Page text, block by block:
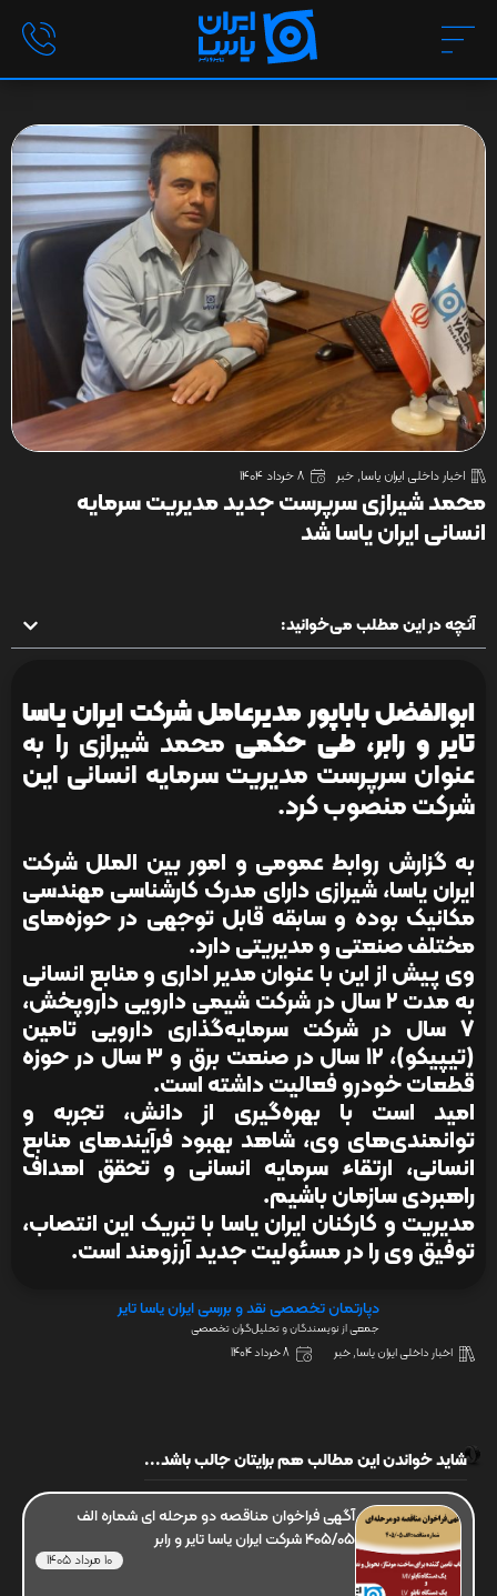
اخبار داخلی ایران یاسا, خبر 8 خرداد 1404
محمد شیرازی سرپرست جدید مدیریت سرمایه
انسانی ایران یاسا شد
آنچه در این مطلب می‌خوانید:
ابوالفضل باباپور مدیرعامل شرکت ایران یاسا
تایر و رابر، طی حکمی محمد شیرازی را به
عنوان سرپرست مدیریت سرمایه انسانی این
شرکت منصوب کرد.
به گزارش روابط عمومی و امور بین الملل شرکت
ایران یاسا، شیرازی دارای مدرک کارشناسی مهندسی
مکانیک بوده و سابقه قابل توجهی در حوزه‌های
مختلف صنعتی و مدیریتی دارد.
وی پیش از این با عنوان مدیر اداری و منابع انسانی
به مدت ۲ سال در شرکت شیمی دارویی داروپخش،
۷ سال در شرکت سرمایه‌گذاری دارویی تامین
(تیپیکو)، ۱۲ سال در صنعت برق و ۳ سال در حوزه
قطعات خودرو فعالیت داشته است.
امید است با بهره‌گیری از دانش، تجربه و
توانمندی‌های وی، شاهد بهبود فرآیندهای منابع
انسانی، ارتقاء سرمایه انسانی و تحقق اهداف
راهبردی سازمان باشیم.
مدیریت و کارکنان ایران یاسا با تبریک این انتصاب،
توفیق وی را در مسئولیت جدید آرزومند است.
دپارتمان تخصصی نقد و بررسی ایران یاسا تایر
جمعی از نویسندگان و تحلیل‌گران تخصصی
اخبار داخلی ایران یاسا,خبر 8 خرداد 1404
شاید خواندن این مطالب هم برایتان جالب باشد...
آگهی فراخوان مناقصه دو مرحله ای شماره الف
405/05 شرکت ایران یاسا تایر و رابر
10 مرداد 1405